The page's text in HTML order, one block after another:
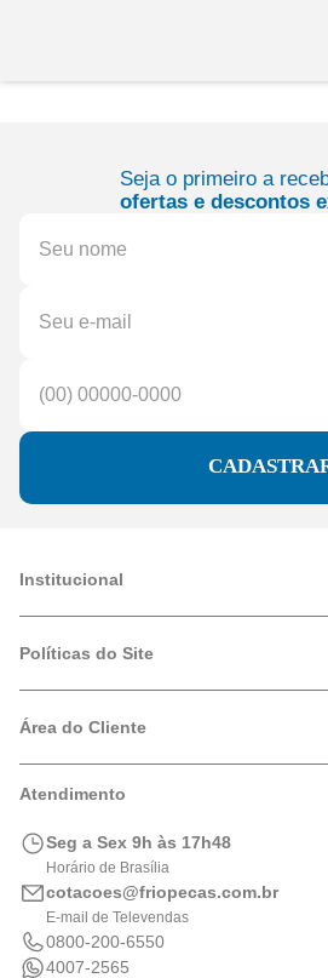
Seja o primeiro a
ofertas e descontos
Institucional
Trabalhe Conosco
Políticas do Site
Política de Privacidade
Logística
Área do Cliente
Meus Pedidos
Portal de Boletos
Atendimento
Seg a Sex 9h às 17h48
Horário de Brasília
cotacoes@friopecas.com.br
E-mail de Televendas
0800-200-6550
4007-2565